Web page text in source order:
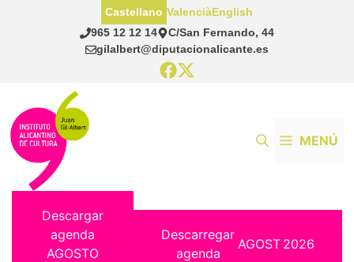
965 12 12 14
C/San Fernando, 44
gilalbert@diputacionalicante.es
Castellano ValenciàEnglish
MENÚ
Descargar
agenda
AGOSTO
Descarregar
agenda
AGOST 2026